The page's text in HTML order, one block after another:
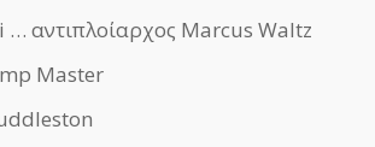
αντιπλοίαρχος Marcus Waltz
Master